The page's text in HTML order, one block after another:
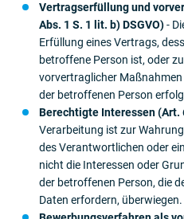
Vertragserfüllung und
Abs. 1 S. 1 lit. b) DSGVO)-
Erfüllung eines Vertrags,
betroffene Person ist, oder
vorvertraglicher
der betroffenen Person
Berechtigte Interessen (Art.
Verarbeitung ist zur
des Verantwortlichen oder
nicht die Interessen oder
der betroffenen Person, die
Daten erfordern, überwiegen.